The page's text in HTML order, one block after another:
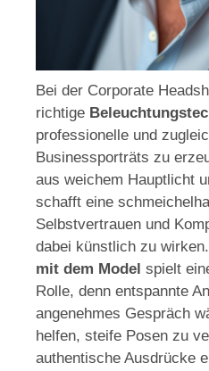
Bei der Corporate
richtige
professionelle und
Businessporträts zu
aus weichem Hauptlicht
schafft eine
Selbstvertrauen und
dabei künstlich zu
mit dem Model spielt
Rolle, denn entspannte
angenehmes Gespräch
helfen, steife Posen zu
authentische Ausdrücke